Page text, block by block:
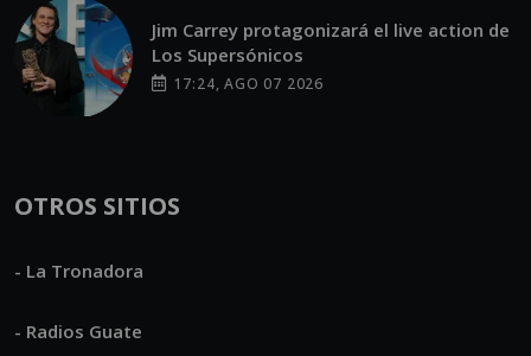
Jim Carrey protagonizará el live action de
Los Supersónicos
17:24, AGO 07 2026
OTROS SITIOS
- La Tronadora
- Radios Guate